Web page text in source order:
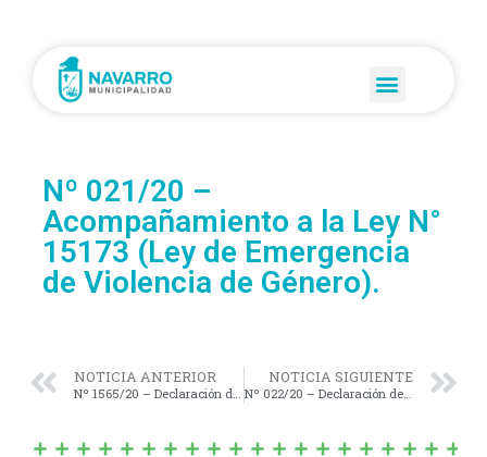
Nº 021/20 –
Acompañamiento a la Ley N°
15173 (Ley de Emergencia
de Violencia de Género).
NOTICIA ANTERIOR
Nº 1565/20 – Declaración del Estado de Emergencia y/o Desastre Turístico en todo el Partido de Navarro.
NOTICIA SIGUIENTE
Nº 022/20 – Declaración de Repudio al Espionaje Ilegal realizado por la Agencia Federal de Inteligencia (AFI).-